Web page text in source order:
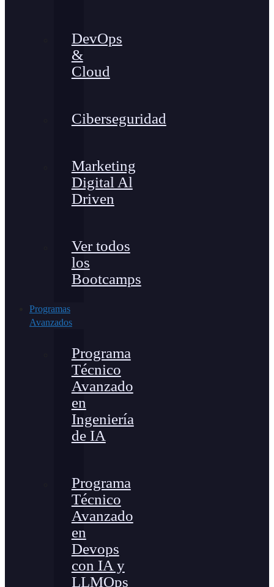
DevOps
&
Cloud
Ciberseguridad
Marketing
Digital Al
Driven
Ver todos
los
Bootcamps
Programas
Avanzados
Programa
Técnico
Avanzado
en
Ingeniería
de IA
Programa
Técnico
Avanzado
en
Devops
con IA y
LLMOps